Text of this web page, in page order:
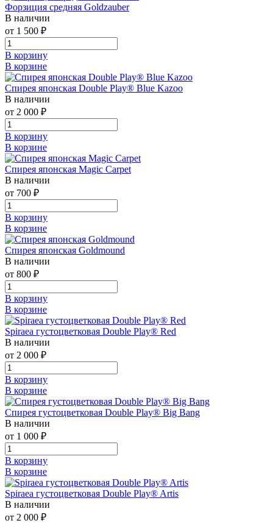
Форзиция средняя Goldzauber
В наличии
от 1 500 ₽
В корзину
В корзине
Спирея японская Double Play® Blue Kazoo
В наличии
от 2 000 ₽
В корзину
В корзине
Спирея японская Magic Carpet
В наличии
от 700 ₽
В корзину
В корзине
Спирея японская Goldmound
В наличии
от 800 ₽
В корзину
В корзине
Spiraea густоцветковая Double Play® Red
В наличии
от 2 000 ₽
В корзину
В корзине
Спирея густоцветковая Double Play® Big Bang
В наличии
от 1 000 ₽
В корзину
В корзине
Spiraea густоцветковая Double Play® Artis
В наличии
от 2 000 ₽